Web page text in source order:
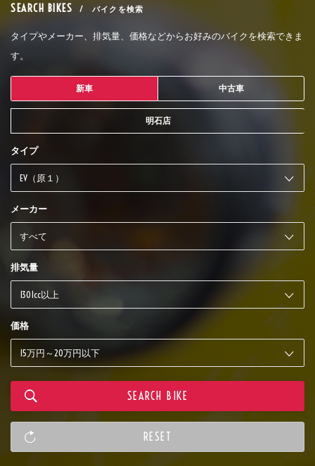
SEARCH BIKES / バイクを検索
タイプやメーカー、排気量、価格などからお好みのバイクを検索できま
す。
新車 中古車
明石店
タイプ
メーカー
排気量
価格